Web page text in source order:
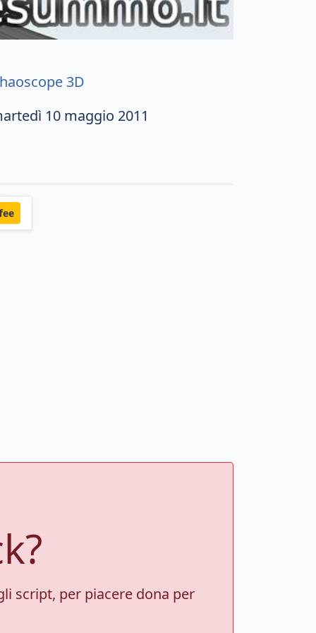
3D
10 maggio 2011
script, per piacere dona per